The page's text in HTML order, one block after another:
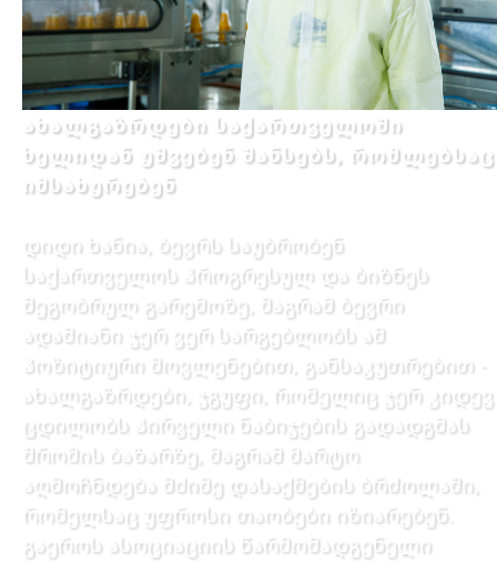
ახალგაზრდები საქართველოში
ხელიდან უშვებენ შანსებს, რომლებსაც
იმსახურებენ
დიდი ხანია, ბევრს საუბრობენ
საქართველოს პროგრესულ და ბიზნეს
მეგობრულ გარემოზე, მაგრამ ბევრი
ადამიანი ჯერ ვერ სარგებლობს ამ
პოზიტიური მოვლენებით, განსაკუთრებით -
ახალგაზრდები, ჯგუფი, რომელიც ჯერ კიდევ
ცდილობს პირველი ნაბიჯების გადადგმას
შრომის ბაზარზე, მაგრამ მარტო
აღმოჩნდება მძიმე დასაქმების ბრძოლაში,
რომელსაც უფროსი თაობები იზიარებენ.
გაეროს ასოციაციის წარმომადგენელი